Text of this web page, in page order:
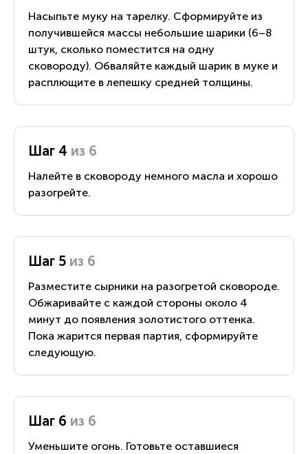
Насыпьте муку на тарелку. Сформируйте из
получившейся массы небольшие шарики (6–8
штук, сколько поместится на одну
сковороду). Обваляйте каждый шарик в муке и
расплющите в лепешку средней толщины.
Шаг 4 из 6
Налейте в сковороду немного масла и хорошо
разогрейте.
Шаг 5 из 6
Разместите сырники на разогретой сковороде.
Обжаривайте с каждой стороны около 4
минут до появления золотистого оттенка.
Пока жарится первая партия, сформируйте
следующую.
Шаг 6 из 6
Уменьшите огонь. Готовьте оставшиеся